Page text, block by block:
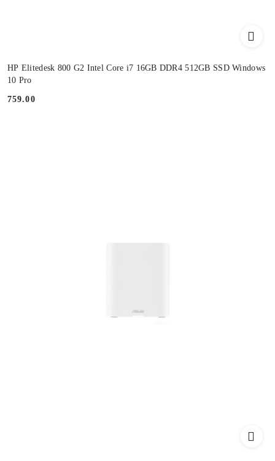
HP Elitedesk 800 G2 Intel Core i7 16GB DDR4 512GB SSD Windows
10 Pro
Cena:
759.00